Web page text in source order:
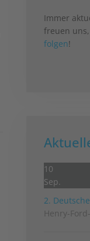
Immer
freuen uns,
folgen!
10
Sep.
2.
Henry-